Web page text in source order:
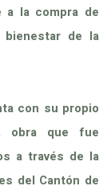
a la compra de
bienestar de la
con su propio
obra que fue
a través de la
del Cantón de